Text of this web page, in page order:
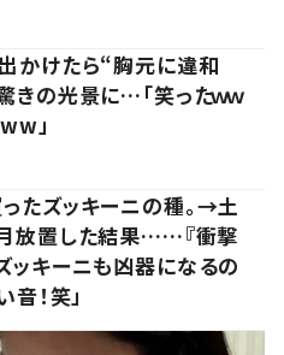
かけたら“胸元に違和
きの光景に…「笑ったｗｗ
」
たズッキーニの種。→土
放置した結果……『衝撃
ッキーニも凶器になるの
音！笑」